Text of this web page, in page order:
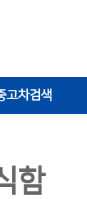
고차검색
함